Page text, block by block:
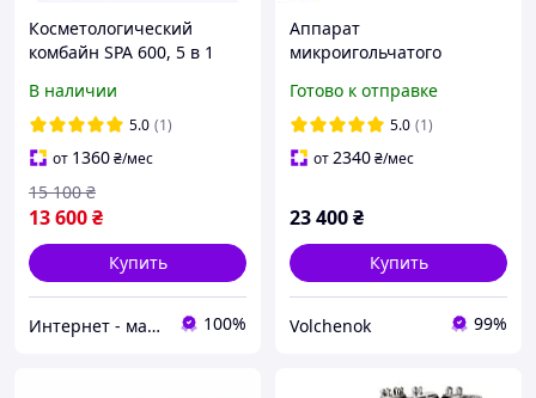
Косметологический
комбайн SPA 600, 5 в 1
гидропилингом
В наличии
5.0 (1)
от 1360₴/мес
13 600₴
15 100 ₴
Купить
Интернет - магазин "SUPER LADY" Косметологические аппараты и средства омоложения 100%
Аппарат
микроигольчатого
лифтинга DPL AS18-3S
Готово к отправке
5.0 (1)
от2340₴/мес
23 400₴
Купить
Volchenok 99%